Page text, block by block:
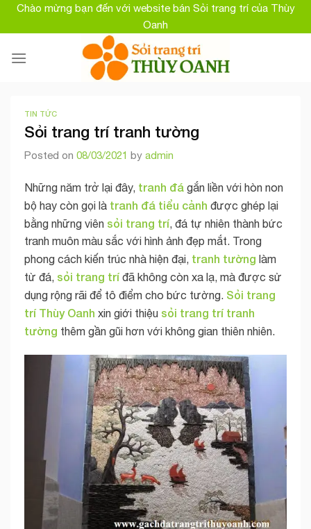
SkipChào mừng bạn đến với website bán Sỏi trang trí của Thùy
Oanh
TIN TỨC
Sỏi trang trí tranh tường
Posted on 08/03/2021 by admin
Những năm trở lại đây, tranh đá gắn liền với hòn non
bộ hay còn gọi là tranh đá tiểu cảnh được ghép lại
bằng những viên sỏi trang trí, đá tự nhiên thành bức
tranh muôn màu sắc với hình ảnh đẹp mắt. Trong
phong cách kiến trúc nhà hiện đại, tranh tường làm
từ đá, sỏi trang tríđã không còn xa lạ, mà được sử
dụng rộng rãi để tô điểm cho bức tường. Sỏi trang
trí Thùy Oanh xin giới thiệu sỏi trang trí tranh
tường thêm gần gũi hơn với không gian thiên nhiên.